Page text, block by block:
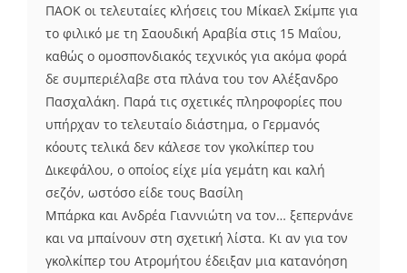
ΠΑΟΚ οι τελευταίες κλήσεις του Μίκαελ Σκίμπε για
το φιλικό με τη Σαουδική Αραβία στις 15 Μαΐου,
καθώς ο ομοσπονδιακός τεχνικός για ακόμα φορά
δε συμπεριέλαβε στα πλάνα του τον Αλέξανδρο
Πασχαλάκη. Παρά τις σχετικές πληροφορίες που
υπήρχαν το τελευταίο διάστημα, ο Γερμανός
κόουτς τελικά δεν κάλεσε τον γκολκίπερ του
Δικεφάλου, ο οποίος είχε μία γεμάτη και καλή
σεζόν, ωστόσο είδε τους Βασίλη
Μπάρκα και Ανδρέα Γιαννιώτη να τον… ξεπερνάνε
και να μπαίνουν στη σχετική λίστα. Κι αν για τον
γκολκίπερ του Ατρομήτου έδειξαν μια κατανόηση